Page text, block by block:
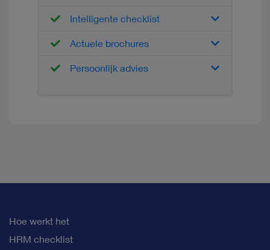
Intelligente checklist
Actuele brochures
Persoonlijk advies
Hoe werkt het
HRM checklist